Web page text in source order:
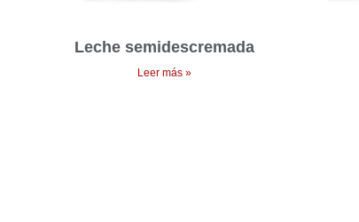
Leche semidescremada
Leer más »